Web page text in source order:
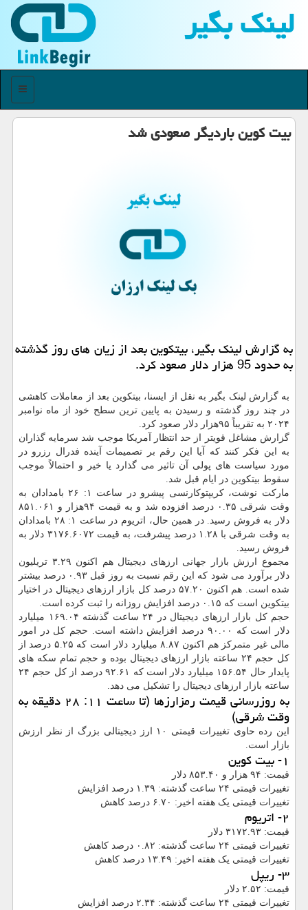
لینك بگیر
منو
بیت کوین باردیگر صعودی شد
به گزارش لینک بگیر، بیتکوین بعد از زیان های روز گذشته
به حدود 95 هزار دلار صعود کرد.
به گزارش لینک بگیر به نقل از ایسنا، بیتکوین بعد از معاملات کاهشی
در چند روز گذشته و رسیدن به پایین ترین سطح خود از ماه نوامبر
۲۰۲۴ به تقریباً ۹۵هزار دلار صعود کرد.
گزارش مشاغل قویتر از حد انتظار آمریکا موجب شد سرمایه گذاران
به این فکر کنند که آیا این رقم بر تصمیمات آینده فدرال رزرو در
مورد سیاست های پولی آن تاثیر می گذارد یا خیر و احتمالاً موجب
سقوط بیتکوین در ایام قبل شد.
مارکت نوشت، کریپتوکارنسی پیشرو در ساعت ۱: ۲۶ بامدادان به
وقت شرقی ۰.۳۵ درصد افزوده شد و به قیمت ۹۴هزار و ۸۵۱.۰۶۱
دلار به فروش رسید. در همین حال، اتریوم در ساعت ۱: ۲۸ بامدادان
به وقت شرقی با ۱.۲۸ درصد پیشرفت، به قیمت ۳۱۷۶.۶۰۷۲ دلار به
فروش رسید.
مجموع ارزش بازار جهانی ارزهای دیجیتال هم اکنون ۳.۲۹ تریلیون
دلار برآورد می شود که این رقم نسبت به روز قبل ۰.۹۳ درصد بیشتر
شده است. هم اکنون ۵۷.۲۰ درصد کل بازار ارزهای دیجیتال در اختیار
بیتکوین است که ۰.۱۵ درصد افزایش روزانه را ثبت کرده است.
حجم کل بازار ارزهای دیجیتال در ۲۴ ساعت گذشته ۱۶۹.۰۴ میلیارد
دلار است که ۹۰.۰۰ درصد افزایش داشته است. حجم کل در امور
مالی غیر متمرکز هم اکنون ۸.۸۷ میلیارد دلار است که ۵.۲۵ درصد از
کل حجم ۲۴ ساعته بازار ارزهای دیجیتال بوده و حجم تمام سکه های
پایدار حال ۱۵۶.۵۴ میلیارد دلار است که ۹۲.۶۱ درصد از کل حجم ۲۴
ساعته بازار ارزهای دیجیتال را تشکیل می دهد.
به روزرسانی قیمت رمزارزها (تا ساعت ۱۱: ۲۸ دقیقه به
وقت شرقی)
این رده حاوی تغییرات قیمتی ۱۰ ارز دیجیتالی بزرگ از نظر ارزش
بازار است.
۱- بیت کوین
قیمت: ۹۴ هزار و ۸۵۳.۴۰ دلار
تغییرات قیمتی ۲۴ ساعت گذشته: ۱.۳۹ درصد افزایش
تغییرات قیمتی یک هفته اخیر: ۶.۷۰ درصد کاهش
۲- اتریوم
قیمت: ۳۱۷۲.۹۳ دلار
تغییرات قیمتی ۲۴ ساعت گذشته: ۰.۸۲ درصد کاهش
تغییرات قیمتی یک هفته اخیر: ۱۳.۴۹ درصد کاهش
۳- ریپل
قیمت: ۲.۵۲ دلار
تغییرات قیمتی ۲۴ ساعت گذشته: ۲.۳۴ درصد افزایش